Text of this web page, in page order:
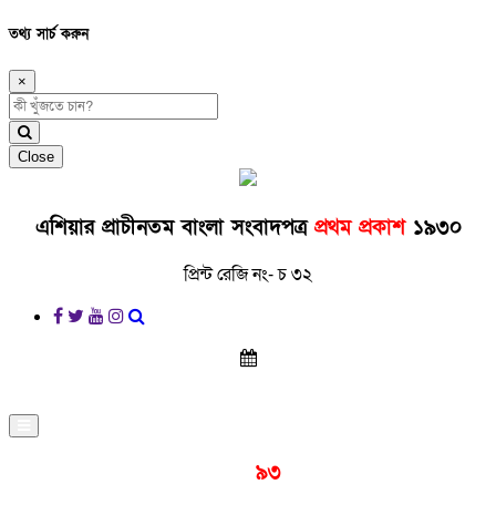
তথ্য সার্চ করুন
×
Close
এশিয়ার প্রাচীনতম বাংলা সংবাদপত্র প্রথম প্রকাশ১৯৩০
প্রিন্ট রেজি নং- চ ৩২
৯৩